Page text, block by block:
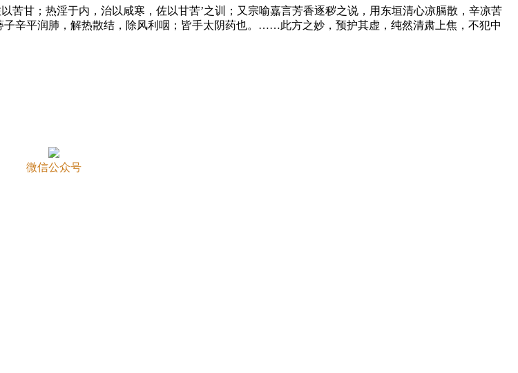
苦甘；热淫于内，治以咸寒，佐以甘苦’之训；又宗喻嘉言芳香逐秽之说，用东垣清心凉膈散，辛凉苦
辛平润肺，解热散结，除风利咽；皆手太阴药也。……此方之妙，预护其虚，纯然清肃上焦，不犯中
微信公众号